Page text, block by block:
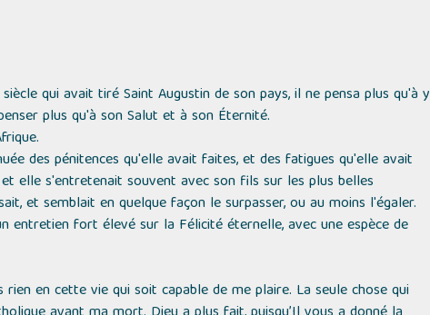
qui avait tiré Saint Augustin de son pays, il ne pensa plus qu'à y
plus qu'à son Salut et à son Éternité.
des pénitences qu'elle avait faites, et des fatigues qu'elle avait
elle s'entretenait souvent avec son fils sur les plus belles
et semblait en quelque façon le surpasser, ou au moins l'égaler.
fort élevé sur la Félicité éternelle, avec une espèce de
en cette vie qui soit capable de me plaire. La seule chose qui